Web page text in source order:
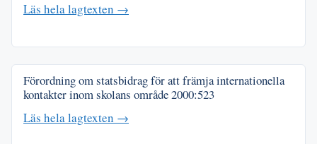
Läs hela lagtexten →
Förordning om statsbidrag för att främja internationella
kontakter inom skolans område2000:523
Läs hela lagtexten →